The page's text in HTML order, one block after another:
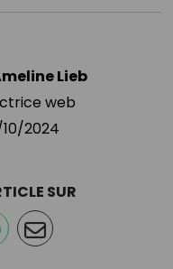
Lieb
web
2024
SUR